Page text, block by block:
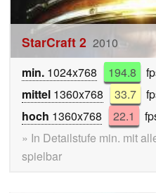
StarCraft 2 2010
min. 1024x768 194.8
mittel 1360x768 33.7
hoch 1360x768 22.1
» In Detailstufe min. mit
spielbar